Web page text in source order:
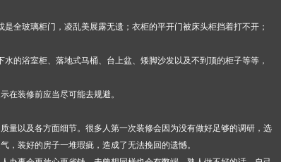
全玻璃柜门，凌乱美展露无遗；衣柜的平开门被床头柜挡着打不开；
的浴室柜、落地式马桶、台上盆、矮脚沙发以及不到顶的柜子等等，
在装修前应当尽可能去规避。
量以及各方面细节。很多人第一次装修会因为没有做好足够的调研，选
，装好的房子一堆瑕疵，造成了无法挽回的遗憾。